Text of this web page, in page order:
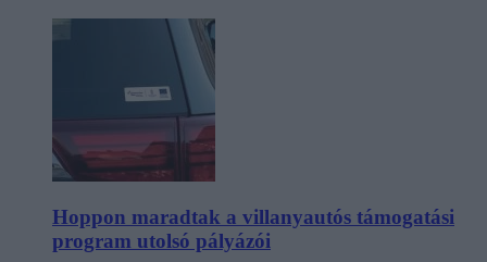
Hoppon maradtak a villanyautós támogatási
program utolsó pályázói